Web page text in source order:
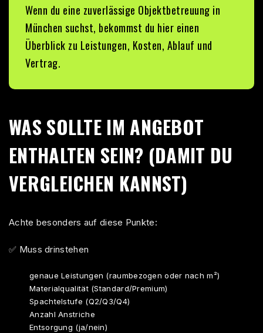
Wenn du eine zuverlässige Objektbetreuung in
München suchst, bekommst du hier einen
Überblick zu Leistungen, Kosten, Ablauf und
Vertrag.
WAS SOLLTE IM ANGEBOT
ENTHALTEN SEIN? (DAMIT DU
VERGLEICHEN KANNST)
Achte besonders auf diese Punkte:
✅ Muss drinstehen
genaue Leistungen (raumbezogen oder nach m²)
Materialqualität (Standard/Premium)
Spachtelstufe (Q2/Q3/Q4)
Anzahl Anstriche
Entsorgung (ja/nein)